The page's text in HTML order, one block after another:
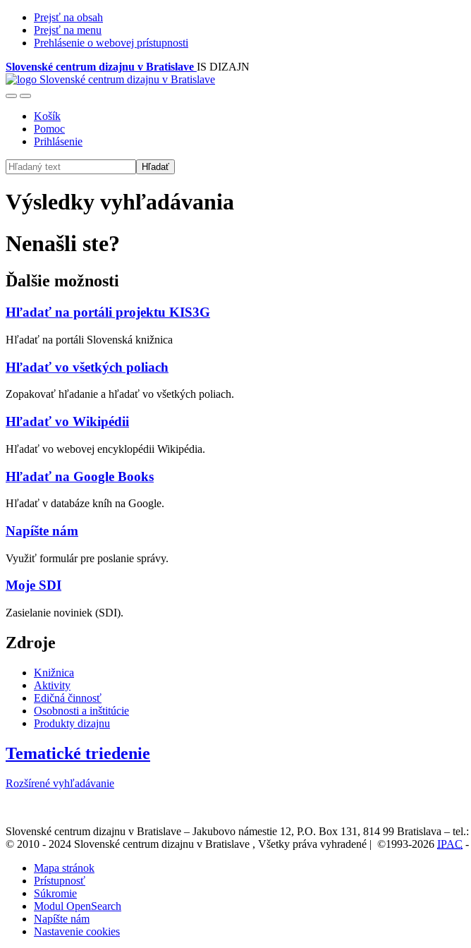
Prejsť na obsah
Prejsť na menu
Prehlásenie o webovej prístupnosti
Slovenské centrum dizajnu v Bratislave IS DIZAJN
Košík
Pomoc
Prihlásenie
Hľadať
Výsledky vyhľadávania
Nenašli ste?
Ďalšie možnosti
Hľadať na portáli projektu KIS3G
Hľadať na portáli Slovenská knižnica
Hľadať vo všetkých poliach
Zopakovať hľadanie a hľadať vo všetkých poliach.
Hľadať vo Wikipédii
Hľadať vo webovej encyklopédii Wikipédia.
Hľadať na Google Books
Hľadať v databáze kníh na Google.
Napíšte nám
Využiť formulár pre poslanie správy.
Moje SDI
Zasielanie noviniek (SDI).
Zdroje
Knižnica
Aktivity
Edičná činnosť
Osobnosti a inštitúcie
Produkty dizajnu
Tematické triedenie
Rozšírené vyhľadávanie
Slovenské centrum dizajnu v Bratislave – Jakubovo námestie 12, P.O. Box 131, 814 99 Bratislava – tel.:
© 2010 - 2024 Slovenské centrum dizajnu v Bratislave , Všetky práva vyhradené | ©1993-2026 IPAC -
Mapa stránok
Prístupnosť
Súkromie
Modul OpenSearch
Napíšte nám
Nastavenie cookies